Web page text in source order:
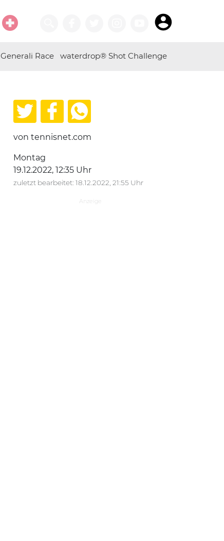
Generali Race waterdrop® Shot Challenge
von tennisnet.com
Montag
19.12.2022, 12:35 Uhr
zuletzt bearbeitet: 18.12.2022, 21:55 Uhr